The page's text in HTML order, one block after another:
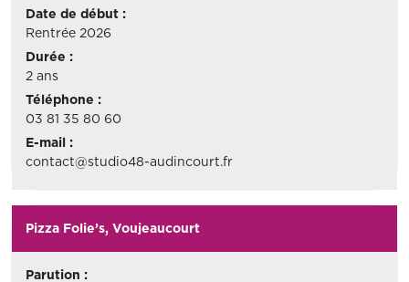
Date de début :
Rentrée 2026
Durée :
2 ans
Téléphone :
03 81 35 80 60
E-mail :
contact@studio48-audincourt.fr
Pizza Folie’s, Voujeaucourt
Parution :